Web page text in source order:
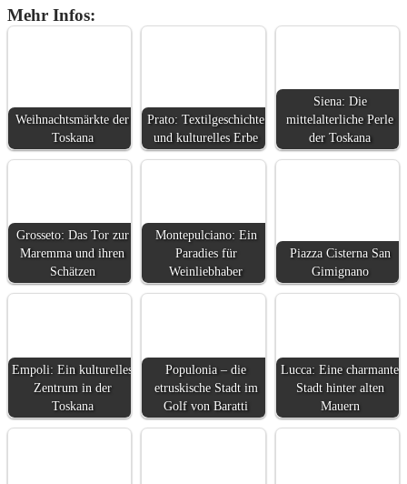
Mehr Infos:
Weihnachtsmärkte der
Toskana
Prato: Textilgeschichte
und kulturelles Erbe
Siena: Die
mittelalterliche Perle
der Toskana
Grosseto: Das Tor zur
Maremma und ihren
Schätzen
Montepulciano: Ein
Paradies für
Weinliebhaber
Piazza Cisterna San
Gimignano
Empoli: Ein kulturelles
Zentrum in der
Toskana
Populonia – die
etruskische Stadt im
Golf von Baratti
Lucca: Eine charmante
Stadt hinter alten
Mauern